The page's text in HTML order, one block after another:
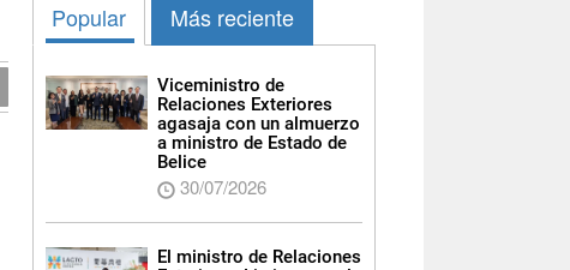
Popular Más reciente
Viceministro de
Relaciones Exteriores
agasaja con un almuerzo
a ministro de Estado de
Belice
30/07/2026
El ministro de Relaciones